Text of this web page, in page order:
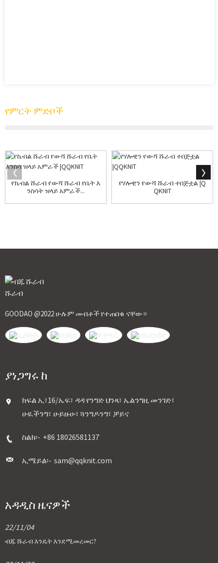
የምርት ምድቦች
የኬብል ሹራብ የውሻ ሹራብ የቤት እ
ንስሳት ዝላይ አምራች...
የሃሎዊን የውሻ ሹራብ ተበጅቷል |Q
QKNIT
GOODAO @2022 ሁሉም መብቶች የተጠበቁ ናቸው።
ያነጋግሩ ከ
ክፍል ኢ፣16/ኤፍ፣ ዳዳ የንግድ ህንጻ፣ ኤልንግዚ መንገድ፣
ሁዪችንግ፣ ሁይዙሁ፣ ጓንግዶንግ፣ ቻይና
ስልክ፡- +86 18026581137
ኢሜይል፡- sam@qqknit.com
አዳዲስ ዜናዎች
22/11/04
ብጁ ሹራብ እንዴት እንደሚመረመር?